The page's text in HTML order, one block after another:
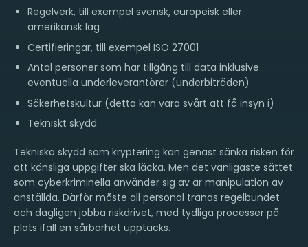
Regelverk, till exempel svensk, europeisk eller
amerikansk lag
Certifieringar, till exempel ISO 27001
Antal personer som har tillgång till data inklusive
eventuella underleverantörer (underbiträden)
Säkerhetskultur (detta kan vara svårt att få insyn i)
Tekniskt skydd
Tekniska skydd som kryptering kan genast sänka risken för
att känsliga uppgifter ska läcka. Men det vanligaste sättet
som cyberkriminella använder sig av är manipulation av
anställda. Därför måste all personal tränas regelbundet
och dagligen jobba riskdrivet, med tydliga processer på
plats ifall en sårbarhet upptäcks.